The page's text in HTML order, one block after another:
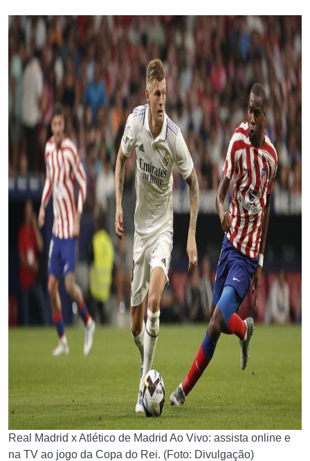
Real Madrid x Atlético de Madrid Ao Vivo: assista online e
na TV ao jogo da Copa do Rei. (Foto: Divulgação)